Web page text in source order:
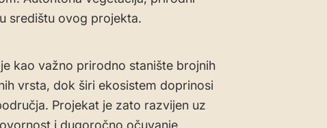
središtu ovog projekta.
kao važno prirodno stanište brojnih
vrsta, dok širi ekosistem doprinosi
Projekat je zato razvijen uz